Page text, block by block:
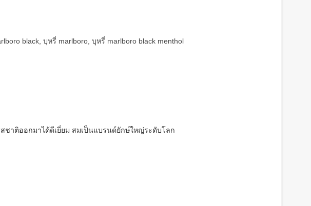
black บุหรี่ marlboro บุหรี่ marlboro black menthol
ชาติออกมาได้ดีเยี่ยม สมเป็นแบรนด์ยักษ์ใหญ่ระดับโลก